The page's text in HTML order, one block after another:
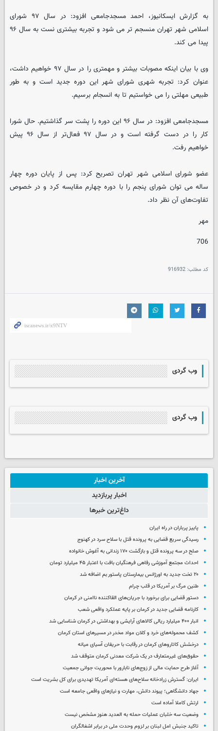
به گزارش ایسکانیوز، احمد مسجدجامعی افزود: در سال ۹۷ شورای
اسلامی شهر تهران منسجم تر می شود و تجربه بیشتری نست به سال ۹۶
پیدا می کند.
وی با بیان اینکه مصوبات بیشتر و مهمتری را در سال ۹۷ خواهیم داشت،
عنوان کرد: تجربه شهری شورای شهر این دوره جدید است و به طور
طبیعی مهلتی را می خواستیم تا به انسجام برسیم.
مسجدجامعی افزود: در سال ۹۶ این دوره را پشت سر گذاشتیم. حال شورا
کار را در دست گرفته است و در سال ۹۷ فعال‌تر از سال ۹۶ پیش
خواهیم رفت.
عضو شورای اسلامی شهر تهران تصریح کرد: پس از پایان دوره چهار
ساله می توان شورای پنجم را با دوره چهارم مقایسه کرد و در خصوص
تفاوت‌های آن نظر داد.
مهر
706
کد مطلب: 916932
وب گردی
وب گردی
آخرین اخبار
اخبار پربازدید
داغ‌ترین خبرها
پاییز پرباران در راه ایران
رسیدگی سریع قضایی به پرونده قتل با سلاح سرد در کهنوج
صلح در سه پرونده قتل و بازگشت ۱۷۰ زندانی به آغوش خانواده
احداث مجتمع آموزشی رفاهی فرهنگیان بافت با اعتبار ۴۵ میلیارد تومان
۲۰ تخت جدید به اورژانس بیمارستان پاستور بم اضافه شد
طنین مرگ بر آمریکا در قلب چرام
دستور قضایی برای برخورد با جریان‌های القاکننده ناامنی در کرمان
کارنامه قضایی جدید در کرمان بر پایه عملکرد واقعی شعب
انبار ۴۰۰ میلیارد ریالی کالاهای آرایشی و بهداشتی در کرمان شناسایی شد
کشف محموله‌های خرد و کلان مواد مخدر در مسیرهای استان کرمان
درخشش کاتاروهای کرمان در رقابت با حریفان آسیای میانه
حقوق‌های غیرمتعارف در یک شرکت معدنی کرمان متوقف شد
آغاز طرح حمایت مالی از زوج‌های نابارور با محوریت جوانی جمعیت
ایران: گسترش زرادخانه سلاح‌های هسته‌ای آمریکا تهدیدی برای کل بشریت است
جهاد دانشگاهی؛ پیوند دانش، مهارت و نیازهای واقعی جامعه است
ارتش کاملا آماده است
وضعیت سه خلبان عملیات حمله به العدید هنوز مشخص نیست
تاکید جنبش امل لبنان بر لزوم وحدت ملی در برابر اشغالگران